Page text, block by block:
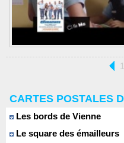
CARTES POSTALES
Les bords de Vienne
Le square des émailleurs